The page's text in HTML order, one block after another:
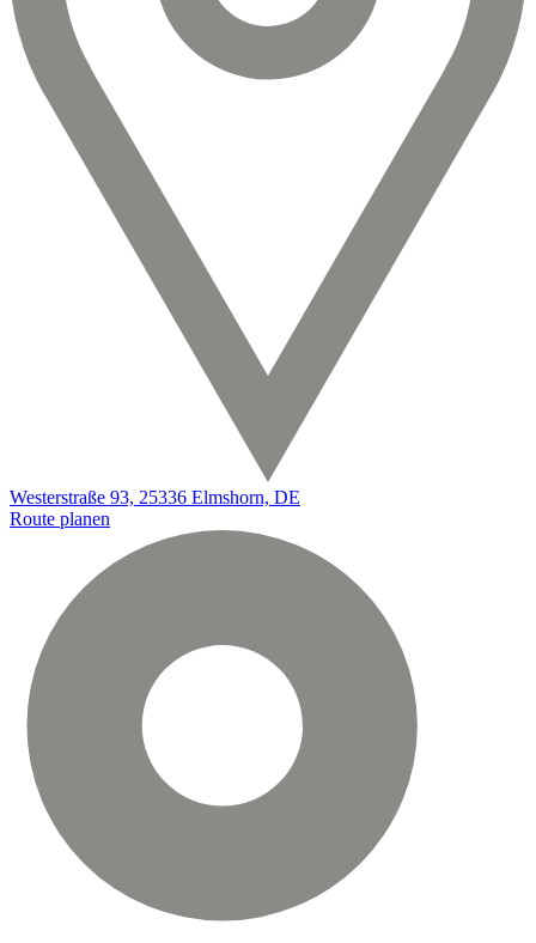
Westerstraße 93, 25336 Elmshorn, DE
Route planen